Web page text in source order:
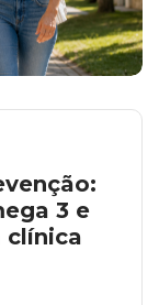
3 e
clínica